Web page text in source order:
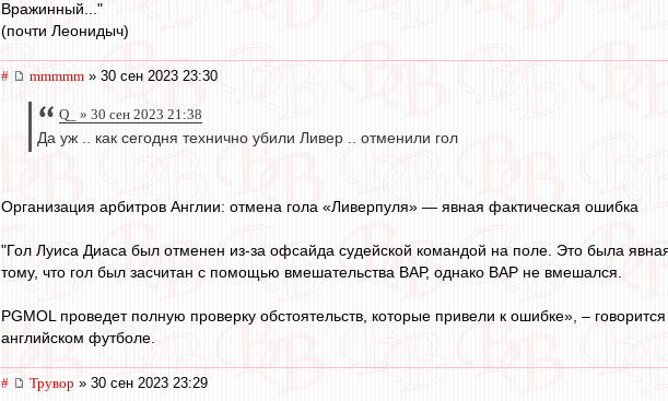
Вражинный..."
(почти Леонидыч)
# mmmmm » 30 сен 2023 23:30
Q_ » 30 сен 2023 21:38
Да уж .. как сегодня технично убили Ливер .. отменили гол
Организация арбитров Англии: отмена гола «Ливерпуля» — явная фактическая ошибка
"Гол Луиса Диаса был отменен из-за офсайда судейской командой на поле. Это была
тому, что гол был засчитан с помощью вмешательства ВАР, однако ВАР не вмешался.
PGMOL проведет полную проверку обстоятельств, которые привели к ошибке», –
английском футболе.
# Трувор » 30 сен 2023 23:29